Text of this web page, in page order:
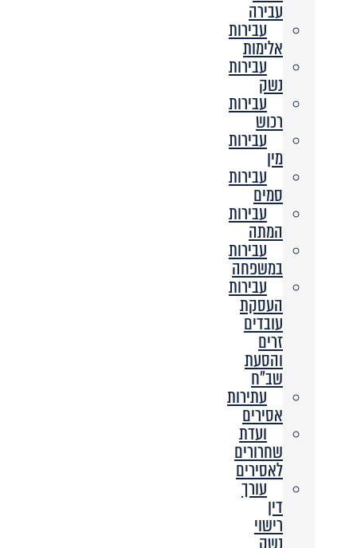
עבירה
עבירות
אלימות
עבירות
נשק
עבירות
רכוש
עבירות
מין
עבירות
סמים
עבירות
המתה
עבירות
במשפחה
עבירות
העסקת
עובדים
זרים
והסעת
שב”ח
עתירות
אסירים
ועדת
שחרורים
לאסירים
עורך
דין
רישוי